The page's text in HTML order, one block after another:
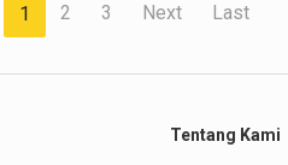
1 2 3 Next Last
Tentang Kami